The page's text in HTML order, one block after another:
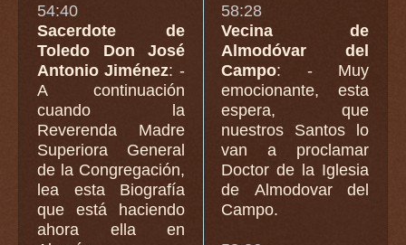
54:40
Sacerdote de
Toledo Don José
Antonio Jiménez: -
A continuación
cuando la
Reverenda Madre
Superiora General
de la Congregación,
lea esta Biografía
que está haciendo
ahora ella en
58:28
Vecina de
Almodóvar del
Campo: - Muy
emocionante, esta
espera, que
nuestros Santos lo
van a proclamar
Doctor de la Iglesia
de Almodovar del
Campo.